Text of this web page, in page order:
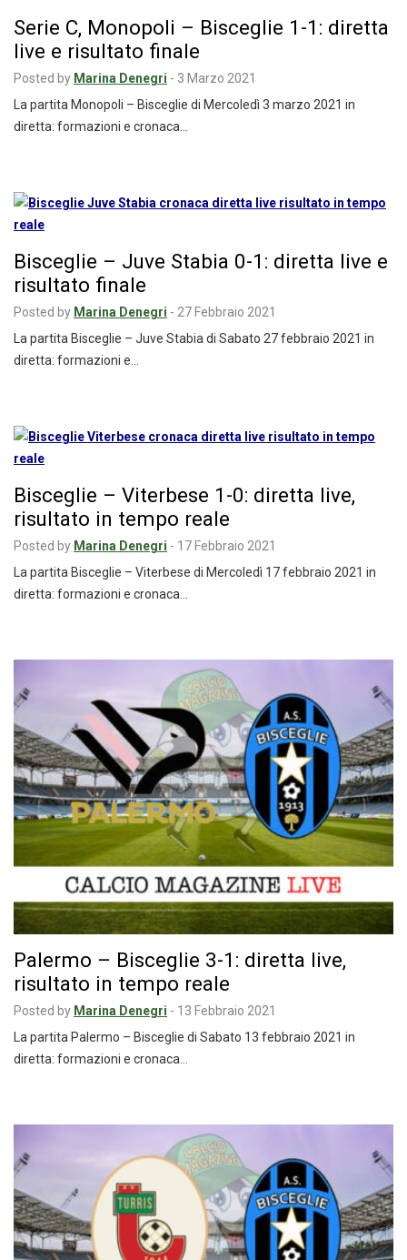
Serie C, Monopoli – Bisceglie 1-1: diretta
live e risultato finale
Posted by Marina Denegri - 3 Marzo 2021
La partita Monopoli – Bisceglie di Mercoledì 3 marzo 2021 in
diretta: formazioni e cronaca…
Bisceglie – Juve Stabia 0-1: diretta live e
risultato finale
Posted by Marina Denegri - 27 Febbraio 2021
La partita Bisceglie – Juve Stabia di Sabato 27 febbraio 2021 in
diretta: formazioni e…
Bisceglie – Viterbese 1-0: diretta live,
risultato in tempo reale
Posted by Marina Denegri - 17 Febbraio 2021
La partita Bisceglie – Viterbese di Mercoledì 17 febbraio 2021 in
diretta: formazioni e cronaca…
Palermo – Bisceglie 3-1: diretta live,
risultato in tempo reale
Posted by Marina Denegri - 13 Febbraio 2021
La partita Palermo – Bisceglie di Sabato 13 febbraio 2021 in
diretta: formazioni e cronaca…